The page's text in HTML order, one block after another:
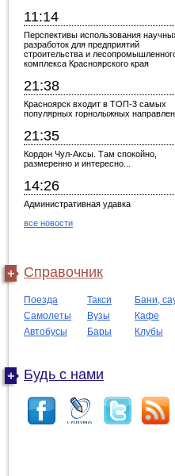
11:14
Перспективы использования
разработок для предприятий
строительства и
комплекса Красноярского края
21:38
Красноярск входит в ТОП-3 самых
популярных горнолыжных
21:35
Кордон Чул-Аксы. Там спокойно,
размеренно и интересно...
14:26
Административная удавка
все новости
Справочник
Поезда Такси
Бани,
Самолеты
Вузы
Кафе
Автобусы
Бары Клубы
Будь с нами